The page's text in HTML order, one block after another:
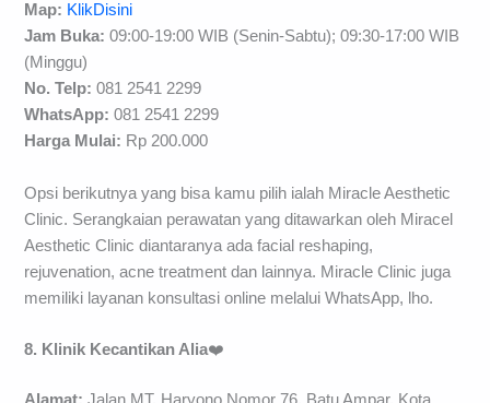
Map: KlikDisini
Jam Buka: 09:00-19:00 WIB (Senin-Sabtu); 09:30-17:00 WIB
(Minggu)
No. Telp: 081 2541 2299
WhatsApp: 081 2541 2299
Harga Mulai: Rp 200.000
Opsi berikutnya yang bisa kamu pilih ialah Miracle Aesthetic
Clinic. Serangkaian perawatan yang ditawarkan oleh Miracel
Aesthetic Clinic diantaranya ada facial reshaping,
rejuvenation, acne treatment dan lainnya. Miracle Clinic juga
memiliki layanan konsultasi online melalui WhatsApp, lho.
8. Klinik Kecantikan Alia❤️
Alamat: Jalan MT. Haryono Nomor 76, Batu Ampar, Kota